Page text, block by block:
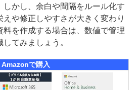
しかし、余白や間隔をルール化す
えや修正しやすさが大きく変わり
料を作成する場合は、数値で管理
てみましょう。
Amazonで購入